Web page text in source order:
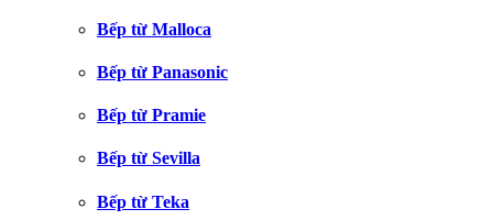
Bếp từ Malloca
Bếp từ Panasonic
Bếp từ Pramie
Bếp từ Sevilla
Bếp từ Teka